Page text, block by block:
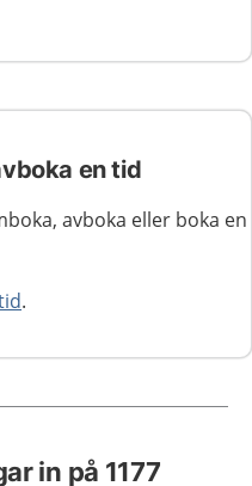
en tid
avboka eller boka en
.
in på 1177